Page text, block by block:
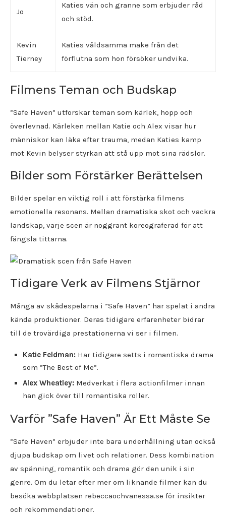
Jo
Katies vän och granne som erbjuder råd
och stöd.
Kevin
Tierney
Katies våldsamma make från det
förflutna som hon försöker undvika.
Filmens Teman och Budskap
”Safe Haven” utforskar teman som kärlek, hopp och
överlevnad. Kärleken mellan Katie och Alex visar hur
människor kan läka efter trauma, medan Katies kamp
mot Kevin belyser styrkan att stå upp mot sina rädslor.
Bilder som Förstärker Berättelsen
Bilder spelar en viktig roll i att förstärka filmens
emotionella resonans. Mellan dramatiska skot och vackra
landskap, varje scen är noggrant koreograferad för att
fängsla tittarna.
Tidigare Verk av Filmens Stjärnor
Många av skådespelarna i ”Safe Haven” har spelat i andra
kända produktioner. Deras tidigare erfarenheter bidrar
till de trovärdiga prestationerna vi ser i filmen.
Katie Feldman: Har tidigare setts i romantiska drama
som ”The Best of Me”.
Alex Wheatley: Medverkat i flera actionfilmer innan
han gick över till romantiska roller.
Varför ”Safe Haven” Är Ett Måste Se
”Safe Haven” erbjuder inte bara underhållning utan också
djupa budskap om livet och relationer. Dess kombination
av spänning, romantik och drama gör den unik i sin
genre. Om du letar efter mer om liknande filmer kan du
besöka webbplatsen rebeccaochvanessa.se för insikter
och rekommendationer.